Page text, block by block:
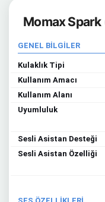
Momax Spark
GENEL BİLGİLER
Kulaklık Tipi
Kullanım Amacı
Kullanım Alanı
Uyumluluk
Sesli Asistan Desteği
Sesli Asistan Özelliği